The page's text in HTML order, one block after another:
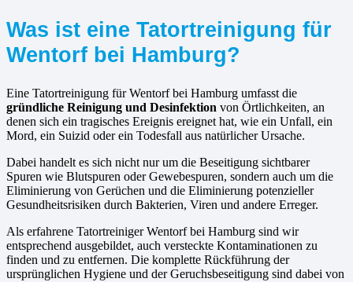
Was ist eine Tatortreinigung für
Wentorf bei Hamburg?
Eine Tatortreinigung für Wentorf bei Hamburg umfasst die
gründliche Reinigung und Desinfektion von Örtlichkeiten, an
denen sich ein tragisches Ereignis ereignet hat, wie ein Unfall, ein
Mord, ein Suizid oder ein Todesfall aus natürlicher Ursache.
Dabei handelt es sich nicht nur um die Beseitigung sichtbarer
Spuren wie Blutspuren oder Gewebespuren, sondern auch um die
Eliminierung von Gerüchen und die Eliminierung potenzieller
Gesundheitsrisiken durch Bakterien, Viren und andere Erreger.
Als erfahrene Tatortreiniger Wentorf bei Hamburg sind wir
entsprechend ausgebildet, auch versteckte Kontaminationen zu
finden und zu entfernen. Die komplette Rückführung der
ursprünglichen Hygiene und der Geruchsbeseitigung sind dabei von